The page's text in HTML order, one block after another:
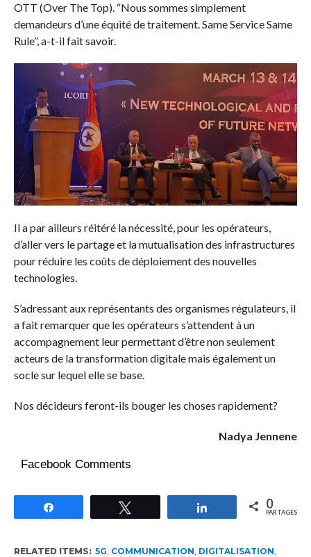
OTT (Over The Top). “Nous sommes simplement
demandeurs d’une équité de traitement. Same Service Same
Rule”, a-t-il fait savoir.
Il a par ailleurs réitéré la nécessité, pour les opérateurs,
d’aller vers le partage et la mutualisation des infrastructures
pour réduire les coûts de déploiement des nouvelles
technologies.
S’adressant aux représentants des organismes régulateurs, il
a fait remarquer que les opérateurs s’attendent à un
accompagnement leur permettant d’être non seulement
acteurs de la transformation digitale mais également un
socle sur lequel elle se base.
Nos décideurs feront-ils bouger les choses rapidement?
Nadya Jennene
Facebook Comments
Partagez 0
PARTAGES
RELATED ITEMS: 5G COMMUNICATION DIGITALISATION